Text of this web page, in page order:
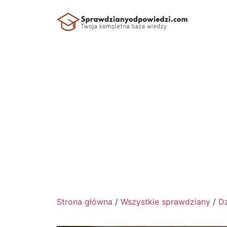
Strona główna / Wszystkie sprawdziany /